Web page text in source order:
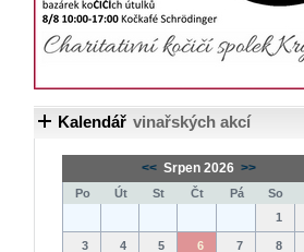
Kalendář vinařských akcí
<< Srpen 2026 >>
Po Út St Čt Pá So
1
3 4 5 6 7 8